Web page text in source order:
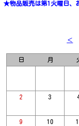
★物品販売は第1火曜日、
＜
日 月
2 3
9 10